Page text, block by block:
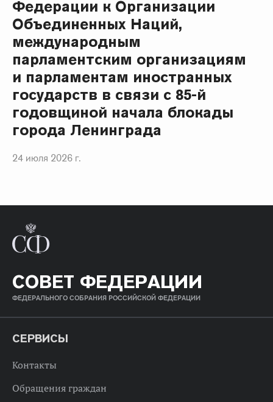
Федерации к Организации
Объединенных Наций,
международным
парламентским организациям
и парламентам иностранных
государств в связи с 85-й
годовщиной начала блокады
города Ленинграда
24 июля 2026 г.
СОВЕТ ФЕДЕРАЦИИ
ФЕДЕРАЛЬНОГО СОБРАНИЯ РОССИЙСКОЙ ФЕДЕРАЦИИ
СЕРВИСЫ
Контакты
Обращения граждан